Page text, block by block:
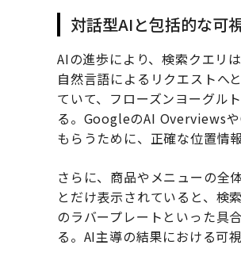
対話型AIと包括的な可
AIの進歩により、検索クエリ
自然言語によるリクエストへ
ていて、フローズンヨーグル
る。GoogleのAI Overviews
もらうために、正確な位置情
さらに、商品やメニューの全
とだけ表示されていると、検
のラバープレートといった具
る。AI主導の結果における可